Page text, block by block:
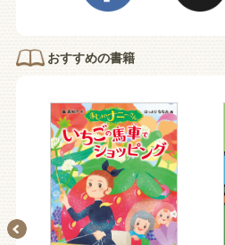
おすすめの書籍